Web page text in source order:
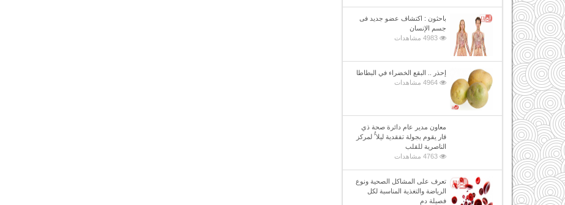
باحثون : اكتشاف عضو جديد فى
جسم الإنسان
4983 مشاهدات
إحذر .. البقع الخضراء في البطاطا
4964 مشاهدات
معاون مدير عام دائرة صحة ذي
قار يقوم بجولة تفقدية ليلا ًُ لمركز
الناصرية للقلب
4763 مشاهدات
تعرف على المشاكل الصحية ونوع
الرياضة والتغذية المناسبة لكل
فصيلة دم